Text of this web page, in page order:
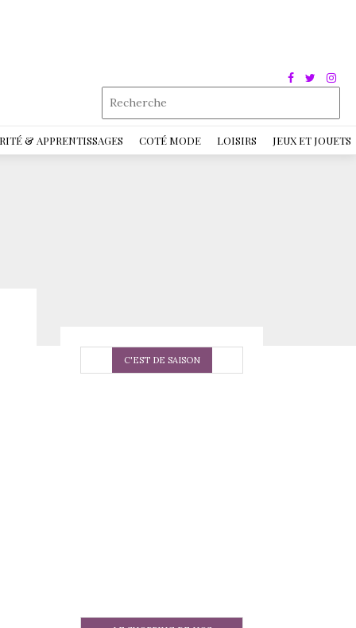
& APPRENTISSAGES COTÉ MODE LOISIRS JEUX ET JOUETS
C'EST DE SAISON